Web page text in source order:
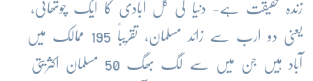
زندہ حقیقت ہے- دنیا کی کل آبادی کا ایک چوتھائی،
یعنی دو ارب سے زائد مسلمان، تقریباً 195 ممالک میں
آباد ہیں جن میں سے لگ بھگ 50 مسلمان اکثریتی